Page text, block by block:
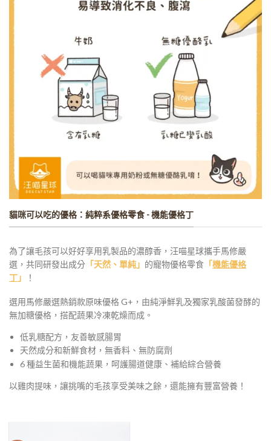
貓咪可以吃的優格：純粹系優格零食 - 機能優格丁
為了讓毛孩可以好好享用乳製品的濃醇香，汪喵星球攜手馬修嚴
選，共同研發出成分 「天然、單純」 的寵物優格零食 「機能優格
丁 」 ！
選用馬修嚴選熱銷款原味優格 G+，由純淨鮮乳及獨家乳酸菌發酵的
無加糖優格，搭配蔬果冷凍乾燥而成。
低乳糖配方，友善敏感腸胃
天然成分和新鮮食材，無香料、無防腐劑
6 種益生菌和機能蔬果，呵護腸道健康、補給綜合營養
以雞肉提味，讓挑嘴的毛孩享受美味之餘，還能擁有豐富營養！